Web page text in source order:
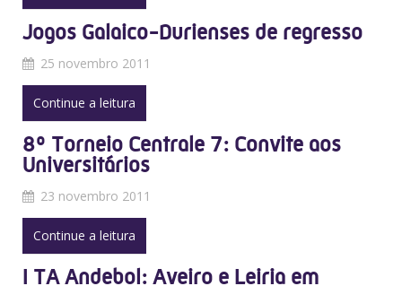
Jogos Galaico-Durienses de regresso
25 novembro 2011
Continue a leitura
8º Torneio Centrale 7: Convite aos
Universitários
23 novembro 2011
Continue a leitura
I TA Andebol: Aveiro e Leiria em